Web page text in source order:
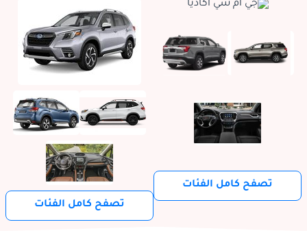
تصفح كامل الفئات
تصفح كامل الفئات